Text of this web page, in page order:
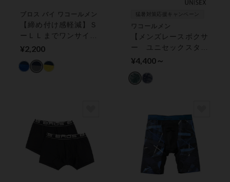
ブロス バイ ワコールメン
【締め付け感軽減】Ｓ
ーＬＬまでワンサイ
ズ！【ＰＡＮＴＳ Ｈ
サーパンツ（前閉じ）
¥2,200
猛暑対策応援キャンペーン
ワコールメン
【メンズレースボクサ
ー ユニセックスタイ
プ】通気性のよいレー
ボクサーパンツ（前閉
¥4,400～